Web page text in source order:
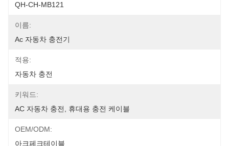
QH-CH-MB121
이름:
Ac 자동차 충전기
적용:
자동차 충전
키워드:
AC 자동차 충전, 휴대용 충전 케이블
OEM/ODM:
아크페크테이블